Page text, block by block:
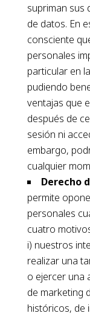
supriman sus
de datos. En
consciente
personales
particular en
pudiendo
ventajas que
después de
sesión ni
embargo,
cualquier
Derecho
permite
personales
cuatro
i) nuestros
realizar una
o ejercer una
de marketing
históricos, de